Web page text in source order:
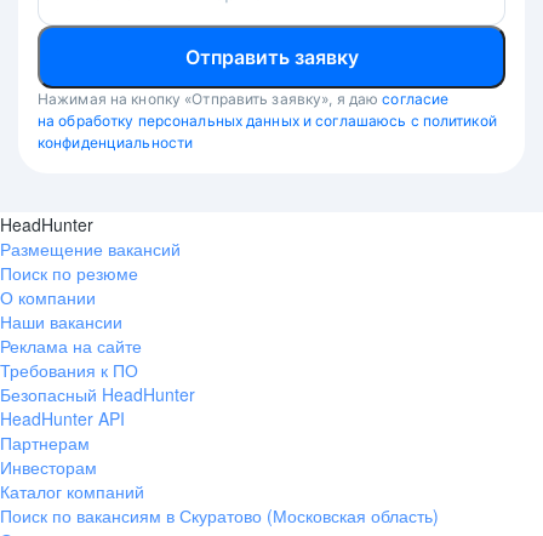
Отправить заявку
Нажимая на кнопку «Отправить заявку», я даю согласие
на обработку персональных данных и соглашаюсь с политикой
конфиденциальности
HeadHunter
Размещение вакансий
Поиск по резюме
О компании
Наши вакансии
Реклама на сайте
Требования к ПО
Безопасный HeadHunter
HeadHunter API
Партнерам
Инвесторам
Каталог компаний
Поиск по вакансиям в Скуратово (Московская область)